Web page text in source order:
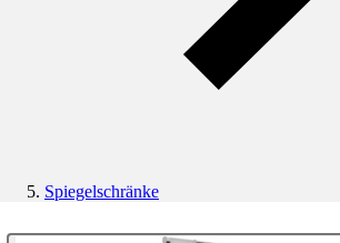
Spiegelschränke